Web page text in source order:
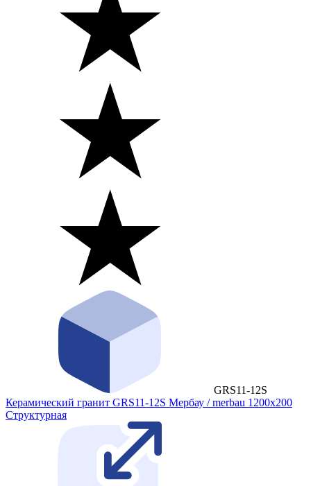
GRS11-12S
Керамический гранит GRS11-12S Мербау / merbau 1200x200
Cтруктурная